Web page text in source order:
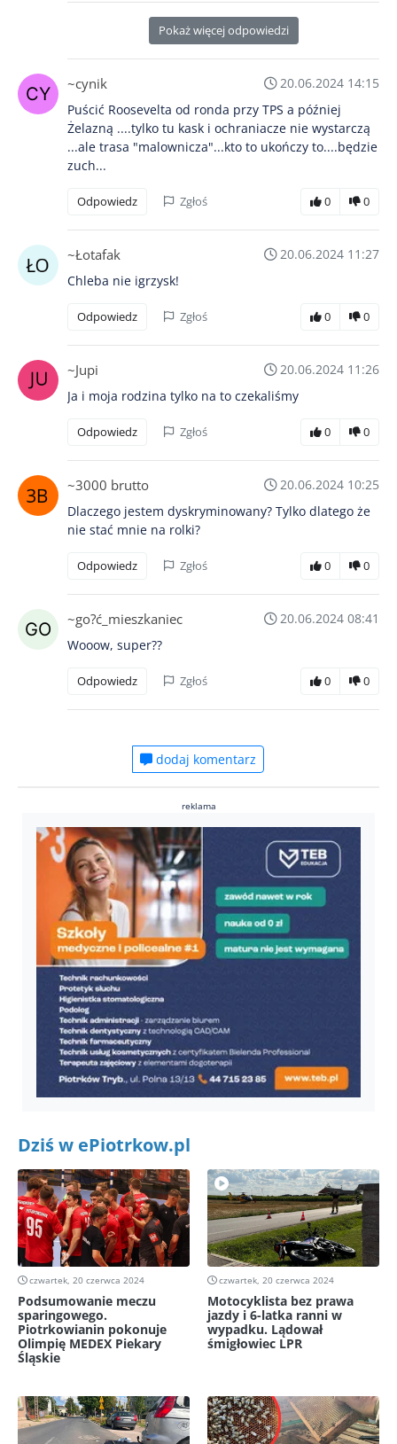
Pokaż więcej odpowiedzi
~cynik
20.06.2024 14:15
Puścić Roosevelta od ronda przy TPS a później
Żelazną ....tylko tu kask i ochraniacze nie wystarczą
...ale trasa "malownicza"...kto to ukończy to....będzie
zuch...
Odpowiedz Zgłoś 0 0
~Łotafak
20.06.2024 11:27
Chleba nie igrzysk!
Odpowiedz Zgłoś 0 0
~Jupi
20.06.2024 11:26
Ja i moja rodzina tylko na to czekaliśmy
Odpowiedz Zgłoś 0 0
~3000 brutto
20.06.2024 10:25
Dlaczego jestem dyskryminowany? Tylko dlatego że
nie stać mnie na rolki?
Odpowiedz Zgłoś 0 0
~go?ć_mieszkaniec
20.06.2024 08:41
Wooow, super??
Odpowiedz Zgłoś 0 0
dodaj komentarz
reklama
Dziś w ePiotrkow.pl
czwartek, 20 czerwca 2024
Podsumowanie meczu
sparingowego.
Piotrkowianin pokonuje
Olimpię MEDEX Piekary
Śląskie
czwartek, 20 czerwca 2024
Motocyklista bez prawa
jazdy i 6-latka ranni w
wypadku. Lądował
śmigłowiec LPR